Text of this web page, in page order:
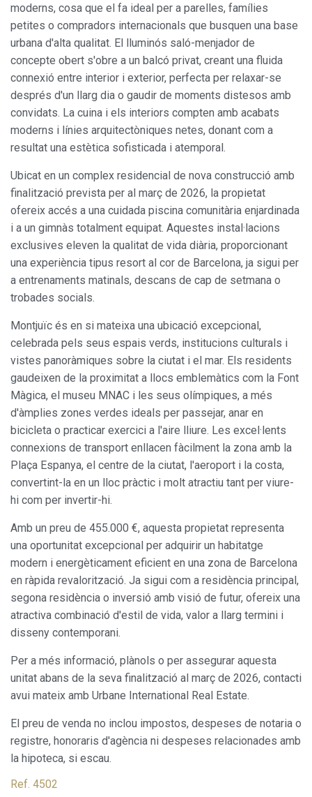
moderns, cosa que el fa ideal per a parelles, famílies
petites o compradors internacionals que busquen una base
urbana d'alta qualitat. El lluminós saló-menjador de
concepte obert s'obre a un balcó privat, creant una fluida
connexió entre interior i exterior, perfecta per relaxar-se
després d'un llarg dia o gaudir de moments distesos amb
convidats. La cuina i els interiors compten amb acabats
moderns i línies arquitectòniques netes, donant com a
resultat una estètica sofisticada i atemporal.
Ubicat en un complex residencial de nova construcció amb
finalització prevista per al març de 2026, la propietat
ofereix accés a una cuidada piscina comunitària enjardinada
i a un gimnàs totalment equipat. Aquestes instal·lacions
exclusives eleven la qualitat de vida diària, proporcionant
una experiència tipus resort al cor de Barcelona, ja sigui per
a entrenaments matinals, descans de cap de setmana o
trobades socials.
Montjuïc és en si mateixa una ubicació excepcional,
celebrada pels seus espais verds, institucions culturals i
vistes panoràmiques sobre la ciutat i el mar. Els residents
gaudeixen de la proximitat a llocs emblemàtics com la Font
Màgica, el museu MNAC i les seus olímpiques, a més
d'àmplies zones verdes ideals per passejar, anar en
bicicleta o practicar exercici a l'aire lliure. Les excel·lents
connexions de transport enllacen fàcilment la zona amb la
Plaça Espanya, el centre de la ciutat, l'aeroport i la costa,
convertint-la en un lloc pràctic i molt atractiu tant per viure-
hi com per invertir-hi.
Amb un preu de 455.000 €, aquesta propietat representa
una oportunitat excepcional per adquirir un habitatge
modern i energèticament eficient en una zona de Barcelona
en ràpida revalorització. Ja sigui com a residència principal,
segona residència o inversió amb visió de futur, ofereix una
atractiva combinació d'estil de vida, valor a llarg termini i
disseny contemporani.
Per a més informació, plànols o per assegurar aquesta
unitat abans de la seva finalització al març de 2026, contacti
avui mateix amb Urbane International Real Estate.
El preu de venda no inclou impostos, despeses de notaria o
registre, honoraris d'agència ni despeses relacionades amb
la hipoteca, si escau.
Ref. 4502
Modificar cookies
Tècniques i funcionals
Sempre activades
Aquest lloc web utilitza cookies pròpies per recopilar
informació amb la finalitat de millorar els nostres serveis.
Si continua navegant, suposa l'acceptació de la instal·lació
de les mateixes. L'usuari té la possibilitat de configurar el
navegador podent, si així ho desitja, impedir que siguin
instal·lades al disc dur, encara que haurà de tenir en
compte que aquesta acció podrà ocasionar dificultats de
navegació de la pàgina web.
Analítiques i personalització
Permeten fer el seguiment i l'anàlisi del comportament
mitjançant aquest tipus de cookies s'utilitza en el
mesurament de l'activitat del web per a l'elaboració de
perfils de navegació dels usuaris per introduir millores en
funció de l'anàlisi de les dades d'ús que fan els usuaris del
servei. Permeten desar la informació de preferència de
l'usuari per millorar la qualitat dels nostres serveis i oferir
una millor experiència a través de productes recomanats.
Marketing i publicitat
Aquestes cookies són utilitzades per emmagatzemar
informació sobre les preferències i les eleccions personals
de l'usuari a través de l'observació continuada dels seus
hàbits de navegació. Gràcies a elles, podem conèixer els
hàbits de navegació al lloc web i mostrar publicitat